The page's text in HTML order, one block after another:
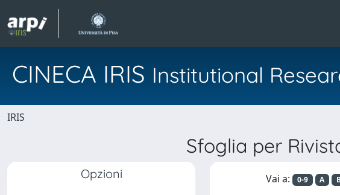
CINECA IRIS Institutional
IRIS
Sfoglia per
Opzioni Vai a: 0-9 A